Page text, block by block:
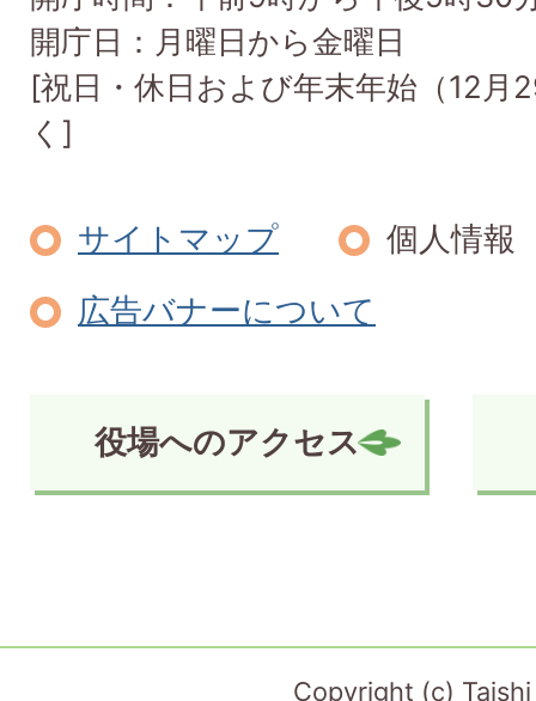
開庁日：月曜日から金曜日
[祝日・休日および年末年始（12月
く]
サイトマップ
個人情報
広告バナーについて
役場へのアクセス
Copyright (c)